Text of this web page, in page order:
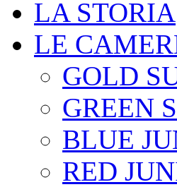
LA STORIA
LE
GOLD
GREEN
BLUE
RED